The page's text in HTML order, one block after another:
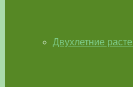
Двухлетние